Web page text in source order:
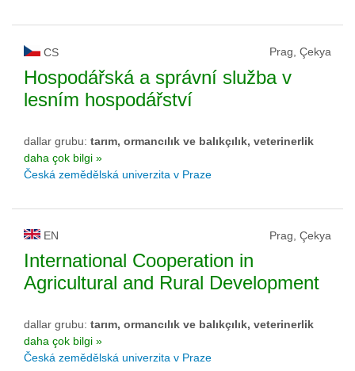
CS Prag, Çekya
Hospodářská a správní služba v
lesním hospodářství
dallar grubu: tarım, ormancılık ve balıkçılık, veterinerlik
daha çok bilgi »
Česká zemědělská univerzita v Praze
EN Prag, Çekya
International Cooperation in
Agricultural and Rural Development
dallar grubu: tarım, ormancılık ve balıkçılık, veterinerlik
daha çok bilgi »
Česká zemědělská univerzita v Praze